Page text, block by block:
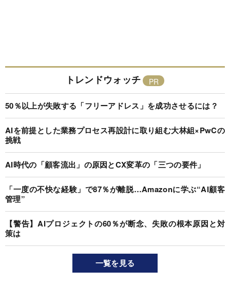
トレンドウォッチ
50％以上が失敗する「フリーアドレス」を成功させるには？
AIを前提とした業務プロセス再設計に取り組む大林組×PwCの
挑戦
AI時代の「顧客流出」の原因とCX変革の「三つの要件」
「一度の不快な経験」で87％が離脱…Amazonに学ぶ“AI顧客
管理”
【警告】AIプロジェクトの60％が断念、失敗の根本原因と対
策は
一覧を見る